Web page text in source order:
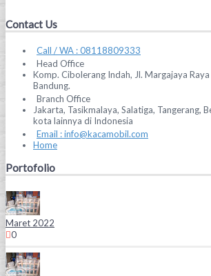
Contact Us
Call / WA : 08118809333
Head Office
Komp. Cibolerang Indah, Jl. Margajaya
Bandung.
Branch Office
Jakarta, Tasikmalaya, Salatiga, Tangerang,
kota lainnya di Indonesia
Email : info@kacamobil.com
Home
Portofolio
Maret 2022
0